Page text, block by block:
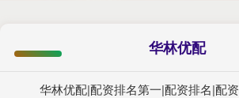
华林优配
华林优配|配资排名第一|配资排名|配